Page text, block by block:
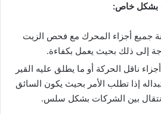
بشكل خاص:
جميع أجزاء المحرك مع فحص الزيت
إلى ذلك بحيث يعمل بكفاءة.
ناقل الحركة أو ما يطلق عليه القير
إذا تطلب الأمر بحيث يكون السائق
بين الشركات بشكل سلس.